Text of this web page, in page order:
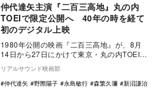
仲代達矢主演『二百三高地』丸の内
TOEIで限定公開へ 40年の時を経て
初のデジタル上映
1980年公開の映画『二百三高地』が、8月
14日から27日にかけて東京・丸の内TOEIで
リアルサウンド映画部
仲代達矢
野際陽子 永島敏行 森繁久彌
新沼謙治